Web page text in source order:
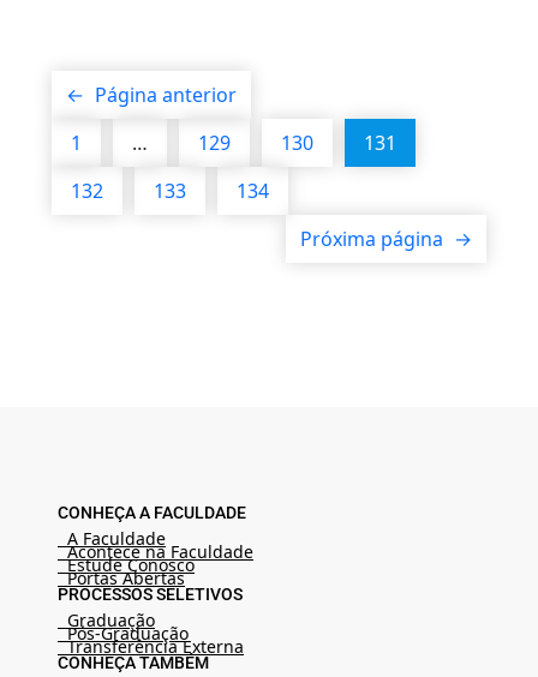
← Página anterior
1
… 129 130
131
132
133
134
Próxima página →
CONHEÇA A FACULDADE
A Faculdade
Acontece na Faculdade
Estude Conosco
Portas Abertas
PROCESSOS SELETIVOS
Graduação
Pós-Graduação
Transferência Externa
CONHEÇA TAMBÉM